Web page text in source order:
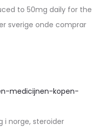
to 50mg daily for the
sverige onde comprar
medicijnen-kopen-
i norge, steroider